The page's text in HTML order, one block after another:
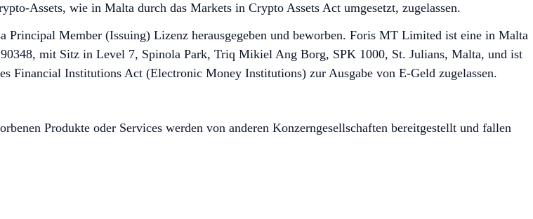
Assets, wie in Malta durch das Markets in Crypto Assets Act umgesetzt, zugelassen.
Member (Issuing) Lizenz herausgegeben und beworben. Foris MT Limited ist eine in Malta
mit Sitz in Level 7, Spinola Park, Triq Mikiel Ang Borg, SPK 1000, St. Julians, Malta, und ist
Financial Institutions Act (Electronic Money Institutions) zur Ausgabe von E-Geld zugelassen.
Produkte oder Services werden von anderen Konzerngesellschaften bereitgestellt und fallen